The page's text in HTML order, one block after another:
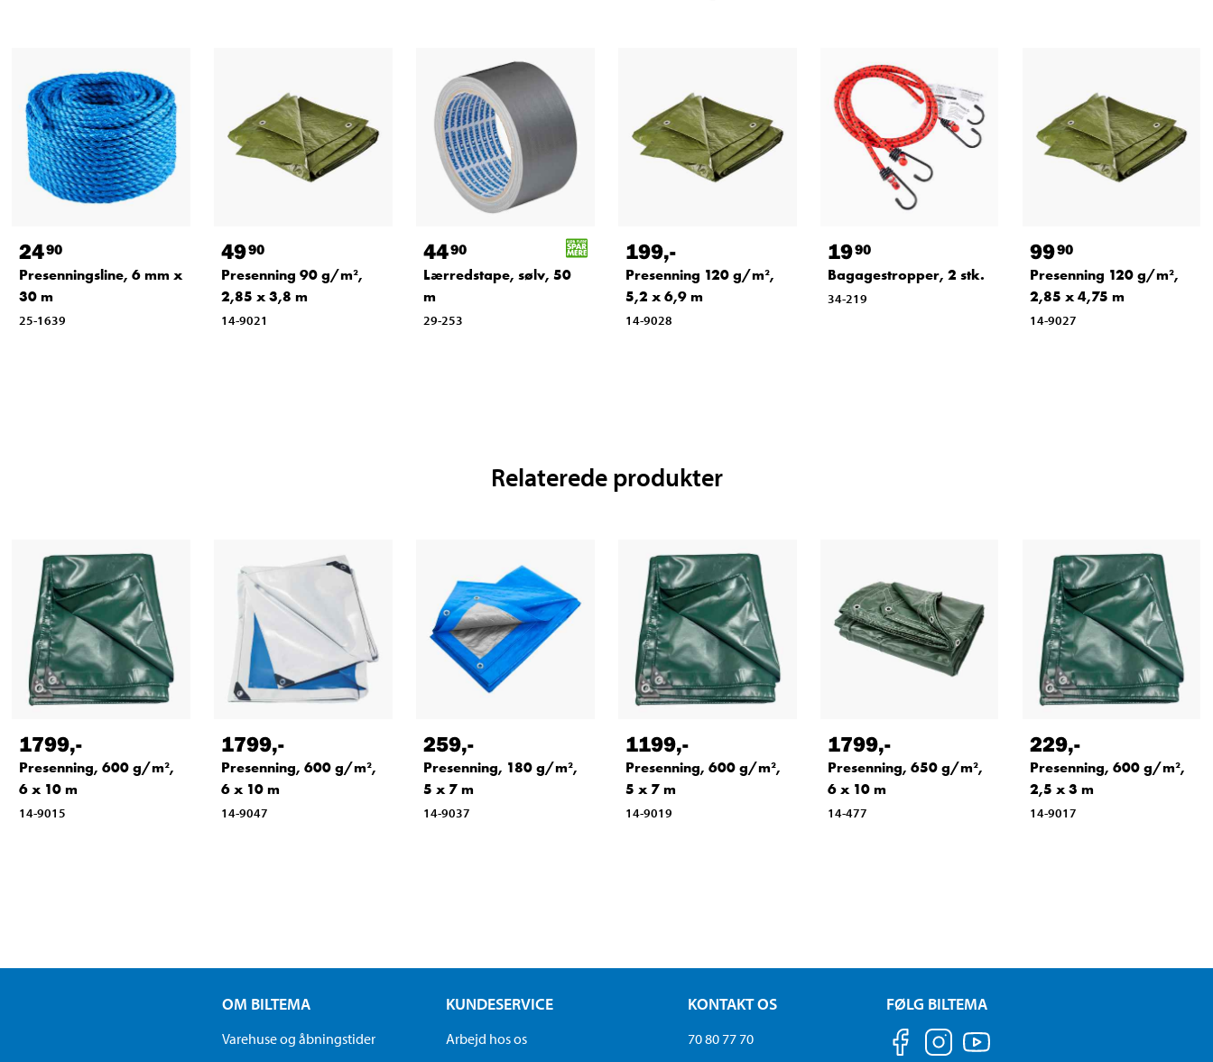
2490
Presenningsline, 6 mm x
30 m
25-1639
4990
Presenning 90 g/m²,
2,85 x 3,8 m
14-9021
4490
Lærredstape, sølv, 50
m
29-253
199,-
Presenning 120 g/m²,
5,2 x 6,9 m
14-9028
1990
Bagagestropper, 2 stk.
34-219
9990
Presenning 120 g/m²,
2,85 x 4,75 m
14-9027
Relaterede produkter
1799,-
Presenning, 600 g/m²,
6 x 10 m
14-9015
1799,-
Presenning, 600 g/m²,
6 x 10 m
14-9047
259,-
Presenning, 180 g/m²,
5 x 7 m
14-9037
1199,-
Presenning, 600 g/m²,
5 x 7 m
14-9019
1799,-
Presenning, 650 g/m²,
6 x 10 m
14-477
229,-
Presenning, 600 g/m²,
2,5 x 3 m
14-9017
OM BILTEMA
Varehuse og åbningstider
KUNDESERVICE
Arbejd hos os
KONTAKT OS
70 80 77 70
FØLG BILTEMA